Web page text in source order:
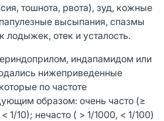
тошнота, рвота), зуд, кожные
высыпания, спазмы
лодыжек, отек и усталость.
индапамидом или
нижеприведенные
по частоте
образом: очень часто (≥
1/10); нечасто ( > 1/1000, < 1/100)